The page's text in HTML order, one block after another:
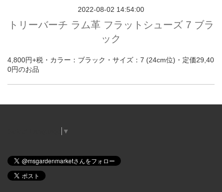
2022-08-02 14:54:00
トリーバーチ ラム革 フラットシューズ 7 ブラ
ック
4,800円+税・カラー：ブラック・サイズ：7 (24cm位)・定価29,40
0円のお品
▼